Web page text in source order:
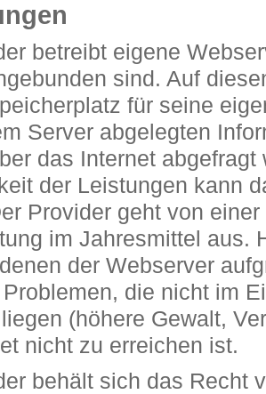
betreibt eigene
sind. Auf
für seine
Server abgelegten
das Internet
der Leistungen kann
Provider geht von
im Jahresmittel aus.
der Webserver
die nicht im
(höhere Gewalt,
nicht zu erreichen ist.
behält sich das Recht